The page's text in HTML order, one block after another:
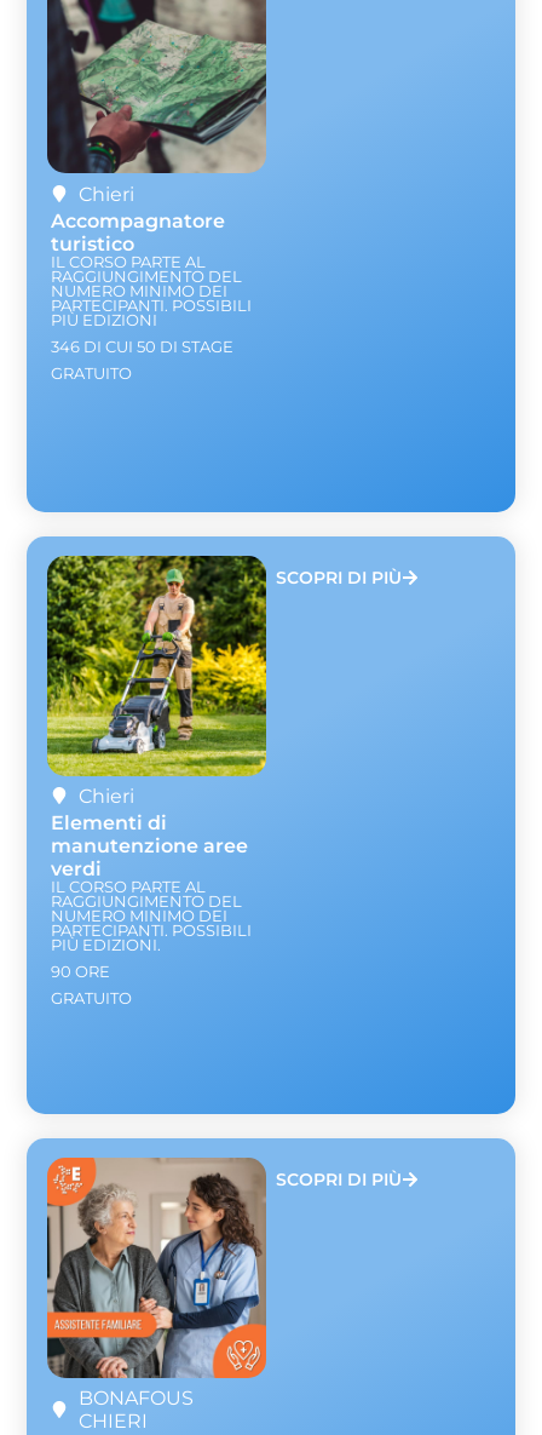
Chieri
Accompagnatore
turistico
IL CORSO PARTE AL
RAGGIUNGIMENTO DEL
NUMERO MINIMO DEI
PARTECIPANTI. POSSIBILI
PIÙ EDIZIONI
346 DI CUI 50 DI STAGE
GRATUITO
Chieri
Elementi di
manutenzione aree
verdi
IL CORSO PARTE AL
RAGGIUNGIMENTO DEL
NUMERO MINIMO DEI
PARTECIPANTI. POSSIBILI
PIÙ EDIZIONI.
90 ORE
GRATUITO
SCOPRI DI PIÙ
BONAFOUS
CHIERI
SCOPRI DI PIÙ